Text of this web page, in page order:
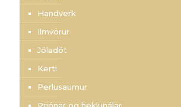
Handverk
Ilmvörur
Jóladót
Kerti
Perlusaumur
Prjónar og heklunálar